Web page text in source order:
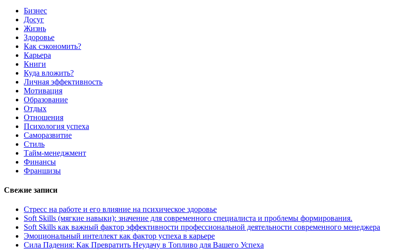
Бизнес
Досуг
Жизнь
Здоровье
Как сэкономить?
Карьера
Книги
Куда вложить?
Личная эффективность
Мотивация
Образование
Отдых
Отношения
Психология успеха
Саморазвитие
Стиль
Тайм-менеджмент
Финансы
Франшизы
Свежие записи
Стресс на работе и его влияние на психическое здоровье
Soft Skills (мягкие навыки): значение для современного специалиста и проблемы формирования.
Soft Skills как важный фактор эффективности профессиональной деятельности современного менеджера
Эмоциональный интеллект как фактор успеха в карьере
Сила Падения: Как Превратить Неудачу в Топливо для Вашего Успеха